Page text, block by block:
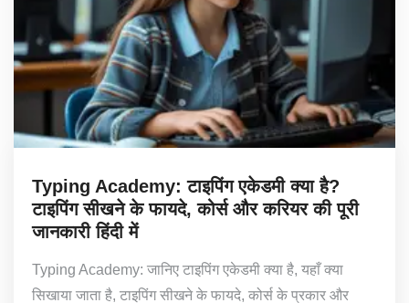
Typing Academy: टाइपिंग एकेडमी क्या है?
टाइपिंग सीखने के फायदे, कोर्स और करियर की पूरी
जानकारी हिंदी में
Typing Academy: जानिए टाइपिंग एकेडमी क्या है, यहाँ क्या
सिखाया जाता है, टाइपिंग सीखने के फायदे, कोर्स के प्रकार और